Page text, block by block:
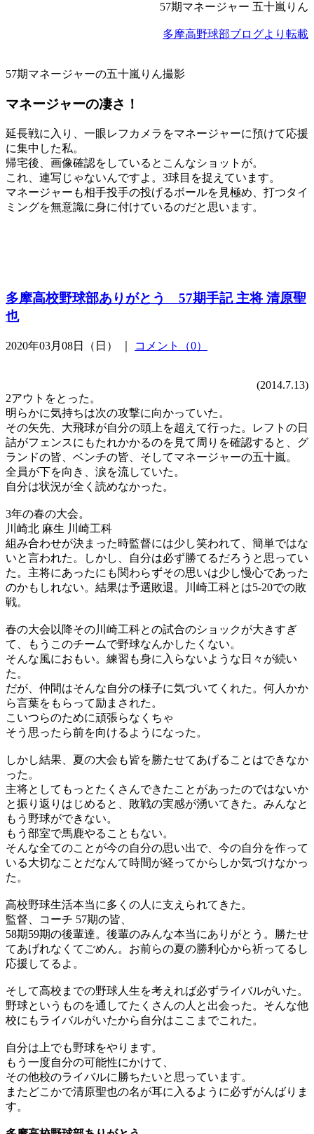
57期マネージャー 五十嵐りん
多摩高野球部ブログより転載
57期マネージャーの五十嵐りん撮影
マネージャーの凄さ！
延長戦に入り、一眼レフカメラをマネージャーに預けて応援
に集中した私。
帰宅後、画像確認をしているとこんなショットが。
これ、連写じゃないんですよ。3球目を捉えています。
マネージャーも相手投手の投げるボールを見極め、打つタイ
ミングを無意識に身に付けているのだと思います。
多摩高校野球部ありがとう 57期手記 主将 清原聖
也
2020年03月08日（日） ｜ コメント（0）
(2014.7.13)
2アウトをとった。
明らかに気持ちは次の攻撃に向かっていた。
その矢先、大飛球が自分の頭上を超えて行った。レフトの日
詰がフェンスにもたれかかるのを見て周りを確認すると、グ
ランドの皆、ベンチの皆、そしてマネージャーの五十嵐。
全員が下を向き、涙を流していた。
自分は状況が全く読めなかった。
3年の春の大会。
川崎北 麻生 川崎工科
組み合わせが決まった時監督には少し笑われて、簡単ではな
いと言われた。しかし、自分は必ず勝てるだろうと思ってい
た。主将にあったにも関わらずその思いは少し慢心であった
のかもしれない。結果は予選敗退。川崎工科とは5-20での敗
戦。
春の大会以降その川崎工科との試合のショックが大きすぎ
て、もうこのチームで野球なんかしたくない。
そんな風におもい。練習も身に入らないような日々が続い
た。
だが、仲間はそんな自分の様子に気づいてくれた。何人かか
ら言葉をもらって励まされた。
こいつらのために頑張らなくちゃ
そう思ったら前を向けるようになった。
しかし結果、夏の大会も皆を勝たせてあげることはできなか
った。
主将としてもっとたくさんできたことがあったのではないか
と振り返りはじめると、敗戦の実感が湧いてきた。みんなと
もう野球ができない。
もう部室で馬鹿やることもない。
そんな全てのことが今の自分の思い出で、今の自分を作って
いる大切なことだなんて時間が経ってからしか気づけなかっ
た。
高校野球生活本当に多くの人に支えられてきた。
監督、コーチ 57期の皆、
58期59期の後輩達。後輩のみんな本当にありがとう。勝たせ
てあげれなくてごめん。お前らの夏の勝利心から祈ってるし
応援してるよ。
そして高校までの野球人生を考えれば必ずライバルがいた。
野球というものを通してたくさんの人と出会った。そんな他
校にもライバルがいたから自分はここまでこれた。
自分は上でも野球をやります。
もう一度自分の可能性にかけて、
その他校のライバルに勝ちたいと思っています。
またどこかで清原聖也の名が耳に入るように必ずがんばりま
す。